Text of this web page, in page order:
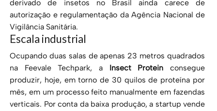
derivado de insetos no Brasil ainda carece de
autorização e regulamentação da Agência Nacional de
Vigilância Sanitária.
Escala industrial
Ocupando duas salas de apenas 23 metros quadrados
na Feevale Techpark, a
Insect Protein consegue
produzir, hoje, em torno de 30 quilos de proteína por
mês, em um processo feito manualmente em fazendas
verticais. Por conta da baixa produção, a startup vende